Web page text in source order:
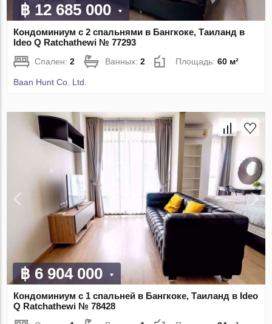
฿ 12 685 000
Кондоминиум с 2 спальнями в Бангкоке, Таиланд в
Ideo Q Ratchathewi № 77293
Спален:2 Ванных:2 Площадь:60 м²
Baan Hunt Co. Ltd.
฿ 6 904 000
Кондоминиум с 1 спальней в Бангкоке, Таиланд в Ideo
Q Ratchathewi № 78428